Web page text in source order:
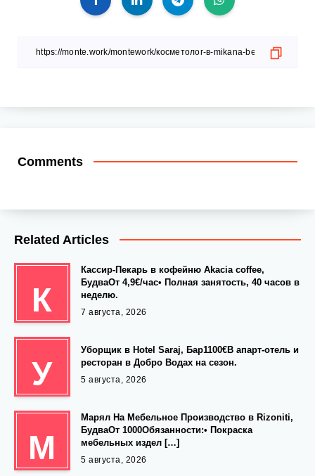
Comments
Related Articles
К
Кассир-Пекарь в кофейню Akacia coffee,
БудваОт 4,9€/час• Полная занятость, 40 часов в
неделю.
7 августа, 2026
У
Уборщик в Hotel Saraj, Бар1100€В апарт-отель и
ресторан в Добро Водах на сезон.
5 августа, 2026
М
Марял На Мебельное Производство в Rizoniti,
БудваОт 1000Обязанности:• Покраска
мебельных издел […]
5 августа, 2026